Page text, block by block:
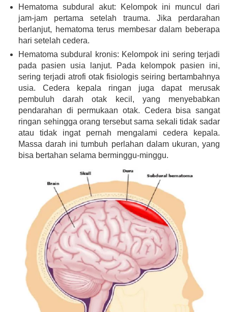
Hematoma subdural akut: Kelompok ini muncul dari
jam-jam pertama setelah trauma. Jika perdarahan
berlanjut, hematoma terus membesar dalam beberapa
hari setelah cedera.
Hematoma subdural kronis: Kelompok ini sering terjadi
pada pasien usia lanjut. Pada kelompok pasien ini,
sering terjadi atrofi otak fisiologis seiring bertambahnya
usia. Cedera kepala ringan juga dapat merusak
pembuluh darah otak kecil, yang menyebabkan
pendarahan di permukaan otak. Cedera bisa sangat
ringan sehingga orang tersebut sama sekali tidak sadar
atau tidak ingat pernah mengalami cedera kepala.
Massa darah ini tumbuh perlahan dalam ukuran, yang
bisa bertahan selama berminggu-minggu.